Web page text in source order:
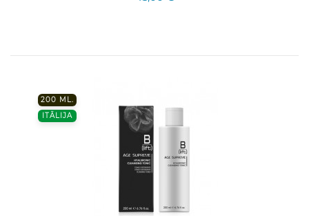
200 ML.
ITĀLIJA